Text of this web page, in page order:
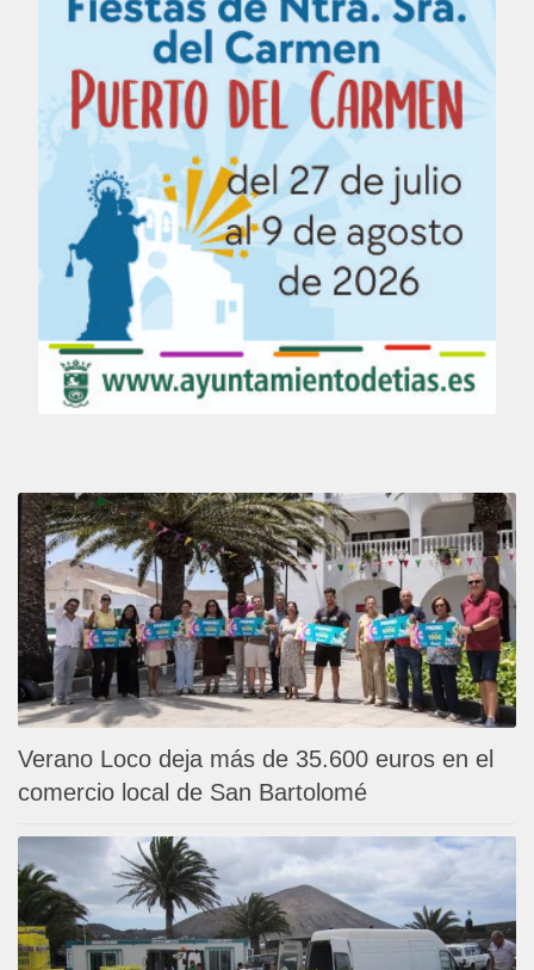
Verano Loco deja más de 35.600 euros en el
comercio local de San Bartolomé